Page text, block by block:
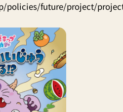
policies/future/project/